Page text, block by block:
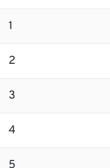
1
2
3
4